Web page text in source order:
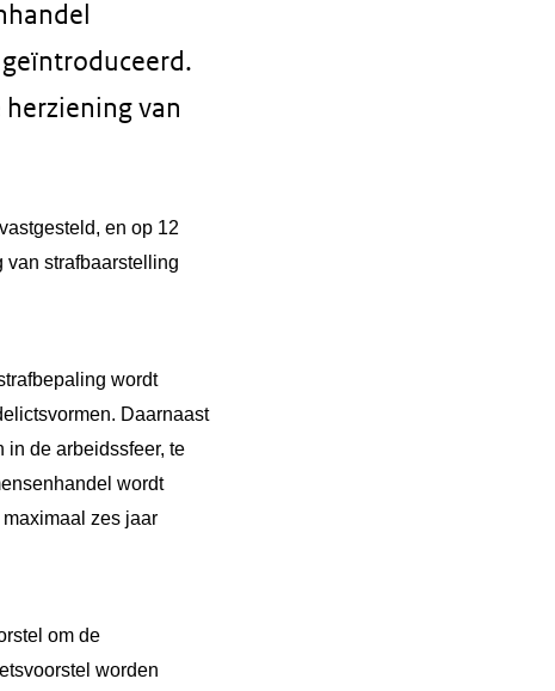
van
vastgesteld, en op 12
van strafbaarstelling
wordt
Daarnaast
in de arbeidssfeer, te
wordt
zes jaar
om de
worden